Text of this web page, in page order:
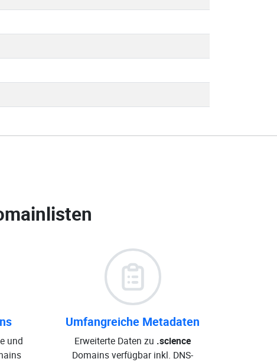
und
Umfangreiche Metadaten
Erweiterte Daten zu .science
Domains verfügbar inkl. DNS-